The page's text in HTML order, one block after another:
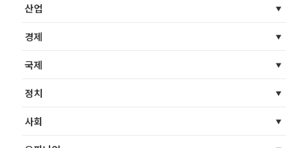
산업
경제
국제
정치
사회